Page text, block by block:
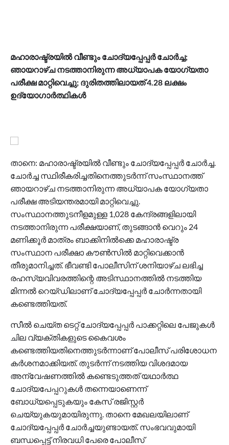
മഹാരാഷ്ട്രയില്‍ വീണ്ടും ചോദ്യപ്പേപ്പര്‍ ചോര്‍ച്ച;
ഞായറാഴ്ച നടത്താനിരുന്ന അധ്യാപക യോഗ്യതാ
പരീക്ഷ മാറ്റിവെച്ചു; ദുരിതത്തിലായത് 4.28 ലക്ഷം
ഉദ്യോഗാര്‍ത്ഥികള്‍
താനെ: മഹാരാഷ്ട്രയില്‍ വീണ്ടും ചോദ്യപ്പേപ്പര്‍ ചോര്‍ച്ച.
ചോര്‍ച്ച സ്ഥിരീകരിച്ചതിനെത്തുടര്‍ന്ന് സംസ്ഥാനത്ത്
ഞായറാഴ്ച നടത്താനിരുന്ന അധ്യാപക യോഗ്യതാ
പരീക്ഷ അടിയന്തരമായി മാറ്റിവെച്ചു.
സംസ്ഥാനത്തുടനീളമുള്ള 1,028 കേന്ദ്രങ്ങളിലായി
നടത്താനിരുന്ന പരീക്ഷയാണ്, തുടങ്ങാന്‍ വെറും 24
മണിക്കൂര്‍ മാത്രം ബാക്കിനില്‍ക്കെ മഹാരാഷ്ട്ര
സംസ്ഥാന പരീക്ഷാ കൗണ്‍സില്‍ മാറ്റിവെക്കാന്‍
തീരുമാനിച്ചത്. ഭീവണ്ടി പോലീസിന് ശനിയാഴ്ച ലഭിച്ച
രഹസ്യവിവരത്തിന്റെ അടിസ്ഥാനത്തില്‍ നടത്തിയ
മിന്നല്‍ റെയ്ഡിലാണ് ചോദ്യപ്പേപ്പര്‍ ചോര്‍ന്നതായി
കണ്ടെത്തിയത്.
സീല്‍ ചെയ്ത ടെറ്റ് ചോദ്യപ്പേപ്പര്‍ പാക്കറ്റിലെ പേജുകള്‍
ചില വ്യക്തികളുടെ കൈവശം
കണ്ടെത്തിയതിനെത്തുടര്‍ന്നാണ് പോലീസ് പരിശോധന
കര്‍ശനമാക്കിയത്. തുടര്‍ന്ന് നടത്തിയ വിശദമായ
അന്വേഷണത്തില്‍ കണ്ടെടുത്തത് യഥാര്‍ത്ഥ
ചോദ്യപേപ്പറുകള്‍ തന്നെയാണെന്ന്
ബോധ്യപ്പെടുകയും കേസ് രജിസ്റ്റര്‍
ചെയ്യുകയുമായിരുന്നു. താനെ മേഖലയിലാണ്
ചോദ്യപ്പേപ്പര്‍ ചോര്‍ച്ചയുണ്ടായത്. സംഭവവുമായി
ബന്ധപ്പെട്ട് നിരവധി പേരെ പോലീസ്